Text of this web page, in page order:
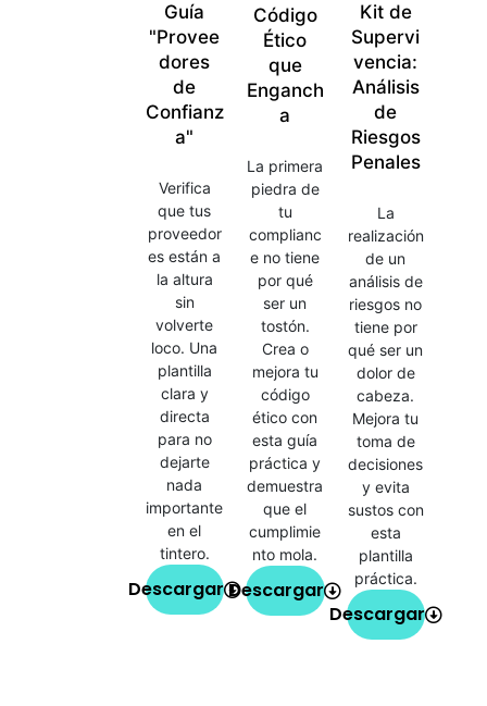
Guía
"Provee
dores
de
Confianz
a"
Verifica
que tus
proveedor
es están a
la altura
sin
volverte
loco. Una
plantilla
clara y
directa
para no
dejarte
nada
importante
en el
tintero.
Descargar
Código
Ético
que
Enganch
a
La primera
piedra de
tu
complianc
e no tiene
por qué
ser un
tostón.
Crea o
mejora tu
código
ético con
esta guía
práctica y
demuestra
que el
cumplimie
nto mola.
Descargar
Kit de
Supervi
vencia:
Análisis
de
Riesgos
Penales
La
realización
de un
análisis de
riesgos no
tiene por
qué ser un
dolor de
cabeza.
Mejora tu
toma de
decisiones
y evita
sustos con
esta
plantilla
práctica.
Descargar